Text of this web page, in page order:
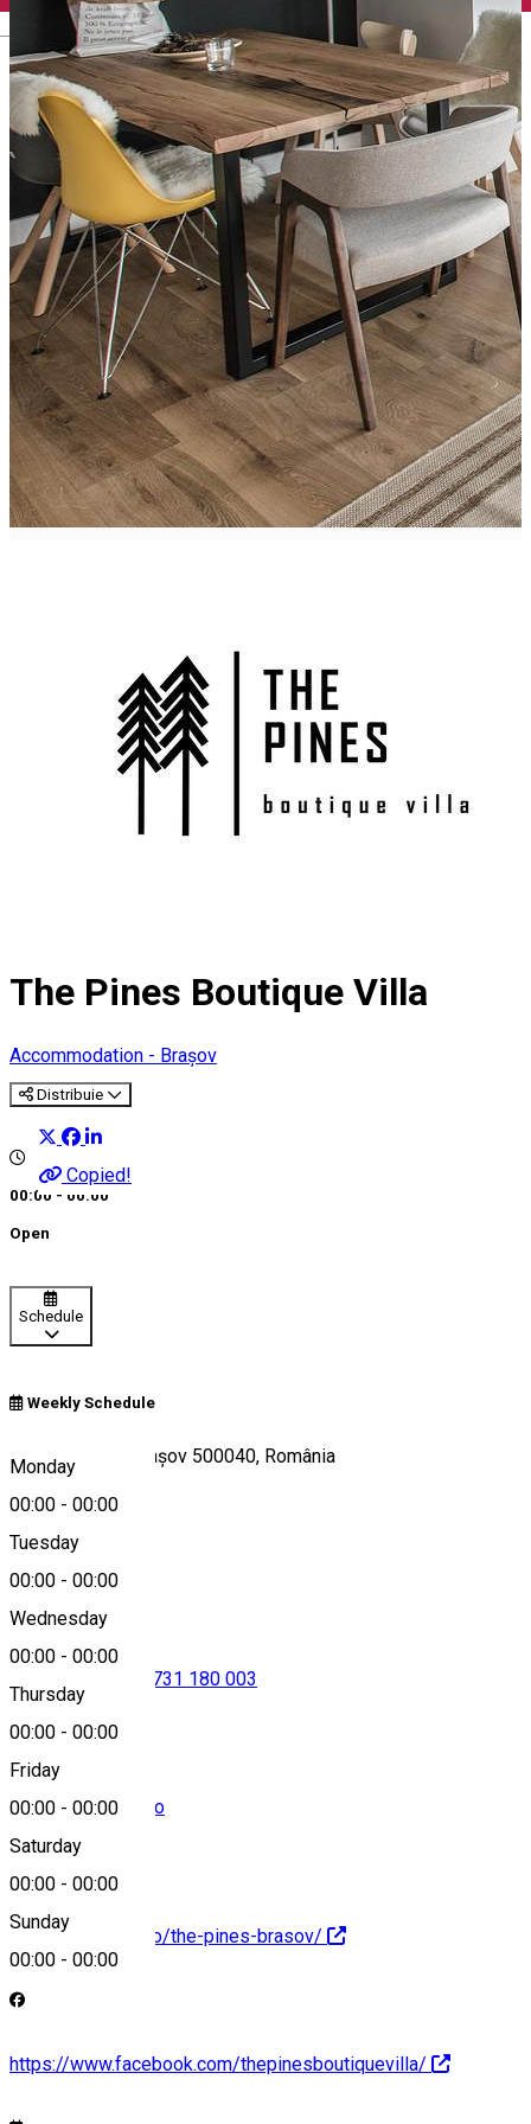
The Pines Boutique Villa
Accommodation - Brașov
Distribuie
Copied!
00:00 - 00:00
Open
Schedule
Weekly Schedule
Monday
00:00 - 00:00
Tuesday
00:00 - 00:00
Wednesday
00:00 - 00:00
Thursday
00:00 - 00:00
Friday
00:00 - 00:00
Saturday
00:00 - 00:00
Sunday
00:00 - 00:00
Str. Cloșca 44, Brașov 500040, România
Map
0731 180 003
home@thepines.ro
https://thepines.ro/the-pines-brasov/
https://www.facebook.com/thepinesboutiquevilla/